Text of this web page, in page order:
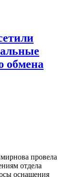
обмена
провела
отдела
оснащения